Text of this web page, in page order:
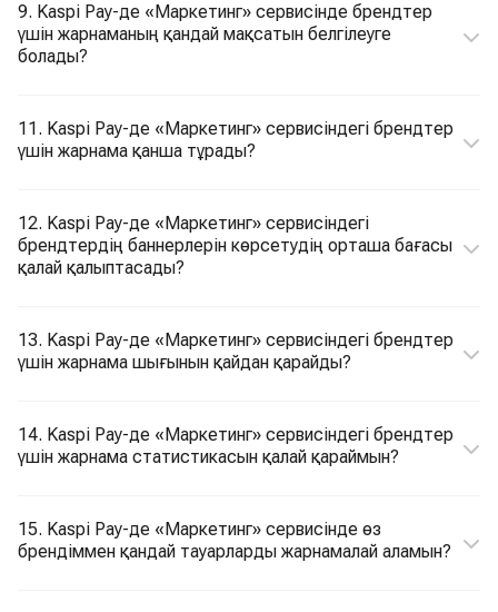
9. Kaspi Pay-де «Маркетинг» сервисінде брендтер
үшін жарнаманың қандай мақсатын белгілеуге
болады?
11. Kaspi Pay-де «Маркетинг» сервисіндегі брендтер
үшін жарнама қанша тұрады?
12. Kaspi Pay-де «Маркетинг» сервисіндегі
брендтердің баннерлерін көрсетудің орташа бағасы
қалай қалыптасады?
13. Kaspi Pay-де «Маркетинг» сервисіндегі брендтер
үшін жарнама шығынын қайдан қарайды?
14. Kaspi Pay-де «Маркетинг» сервисіндегі брендтер
үшін жарнама статистикасын қалай қараймын?
15. Kaspi Pay-де «Маркетинг» сервисінде өз
брендіммен қандай тауарларды жарнамалай аламын?